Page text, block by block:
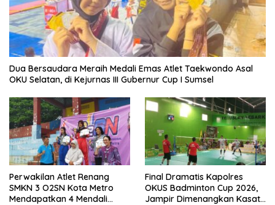
Dua Bersaudara Meraih Medali Emas Atlet Taekwondo Asal
OKU Selatan, di Kejurnas III Gubernur Cup I Sumsel
Perwakilan Atlet Renang
SMKN 3 O2SN Kota Metro
Mendapatkan 4 Mendali
Final Dramatis Kapolres
OKUS Badminton Cup 2026,
Jampir Dimenangkan Kasat